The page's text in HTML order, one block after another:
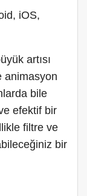
iOS,
artısı
animasyon
bile
efektif bir
filtre ve
bir